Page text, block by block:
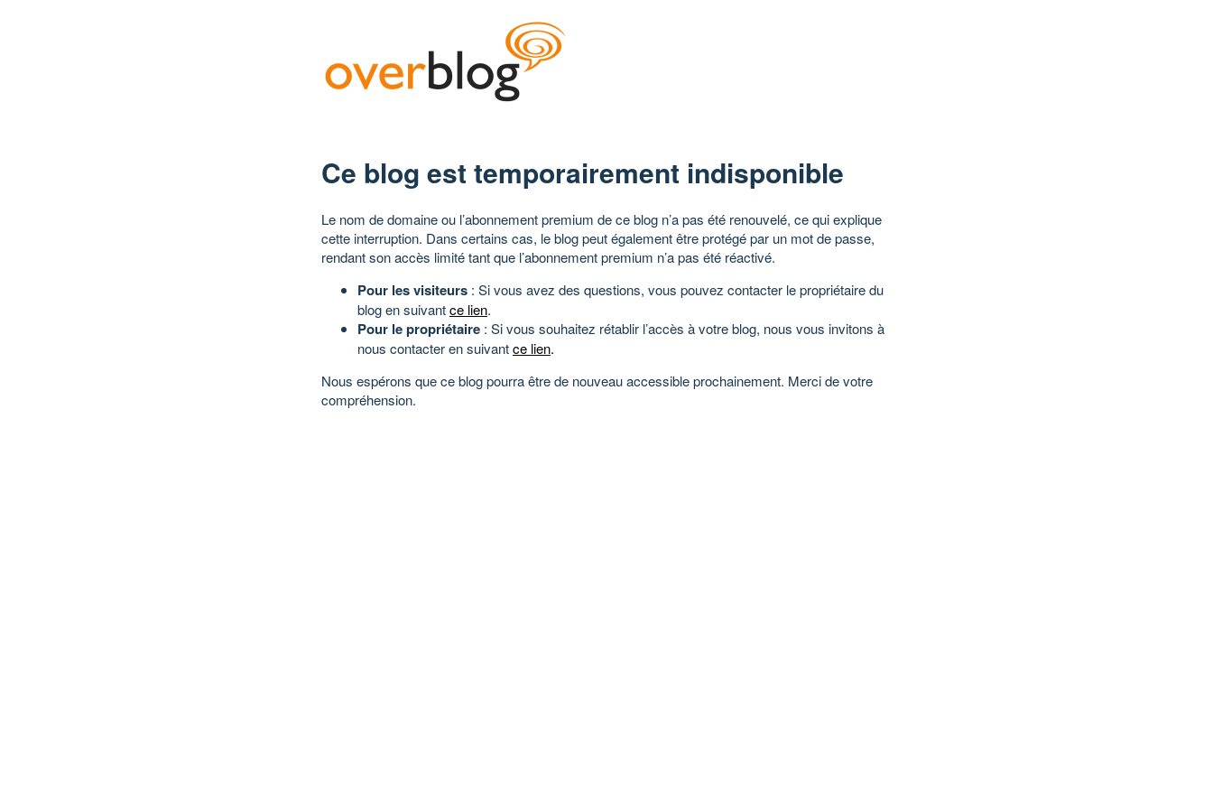
Ce blog est temporairement indisponible
Le nom de domaine ou l’abonnement premium de ce blog n’a pas été renouvelé, ce qui explique
cette interruption. Dans certains cas, le blog peut également être protégé par un mot de passe,
rendant son accès limité tant que l’abonnement premium n’a pas été réactivé.
Pour les visiteurs : Si vous avez des questions, vous pouvez contacter le propriétaire du
blog en suivantce lien.
Pour le propriétaire : Si vous souhaitez rétablir l’accès à votre blog, nous vous invitons à
nous contacter en suivantce lien.
Nous espérons que ce blog pourra être de nouveau accessible prochainement. Merci de votre
compréhension.